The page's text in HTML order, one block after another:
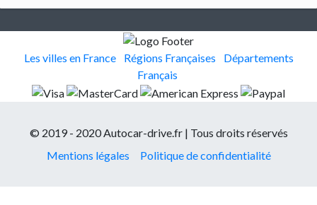
Les villes en France Régions Françaises
Départements
Français
© 2019 - 2020 Autocar-drive.fr | Tous droits réservés
Mentions légales
Politique de confidentialité